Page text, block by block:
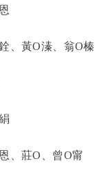
、黃O溱、翁O榛
、莊O、曾O甯